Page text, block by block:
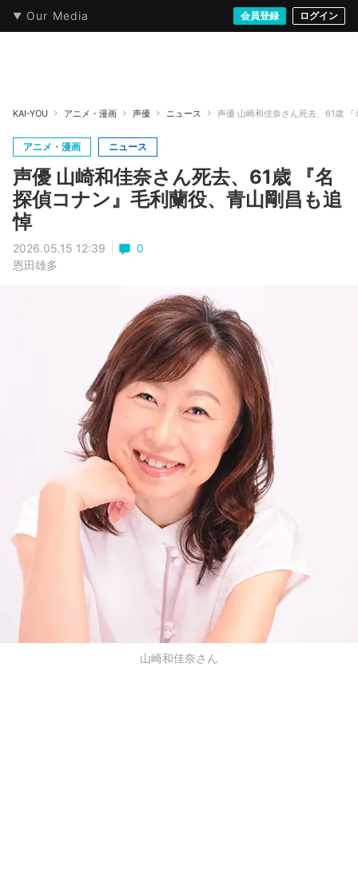
Our Media 会員登録 ログイン
本・文芸 情報化社会 音楽・映像 ゲームストリート
KAI-YOU アニメ・漫画 声優 ニュース 声優 山崎和佳奈さん死去、61歳
アニメ・漫画 ニュース
声優 山崎和佳奈さん死去、61歳 『名
探偵コナン』毛利蘭役、青山剛昌も追
悼
2026.05.15 12:39
0
恩田雄多
山崎和佳奈さん